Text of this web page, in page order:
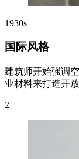
1930s
国际风格
建筑师开始强调
业材料来打造开
2